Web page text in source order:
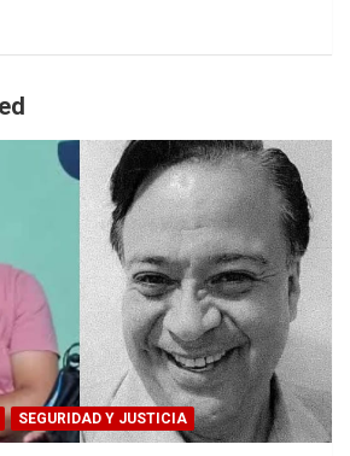
SEGURIDAD Y JUSTICIA